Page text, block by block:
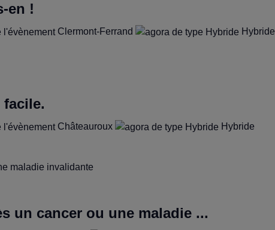
en !
Clermont-Ferrand Hybride
Châteauroux Hybride
un cancer ou une maladie ...